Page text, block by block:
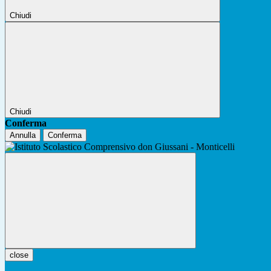
Chiudi
Chiudi
Conferma
Annulla Conferma
close